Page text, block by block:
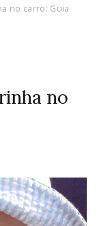
no carro: Guia
no